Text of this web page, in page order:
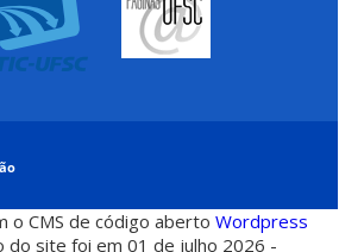
o CMS de código abertoWordpress
do site foi em 01 de julho 2026 -